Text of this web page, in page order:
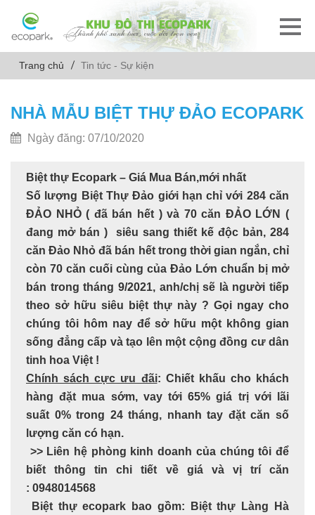
Trang chủ Tin tức - Sự kiện
NHÀ MẪU BIỆT THỰ ĐẢO ECOPARK
Ngày đăng: 07/10/2020
Biệt thự Ecopark – Giá Mua Bán,mới nhất
Số lượng Biệt Thự Đảo giới hạn chỉ với 284căn
ĐẢO NHỎ ( đã bán hết ) và 70căn ĐẢO LỚN (
đang mở bán ) siêu sang thiết kế độc bản, 284
căn Đảo Nhỏ đã bán hết trong thời gian ngắn, chỉ
còn 70 căn cuối cùng của Đảo Lớn chuẩn bị mở
bán trong tháng 9/2021, anh/chị sẽ là người tiếp
theo sở hữu siêu biệt thự này ? Gọi ngay cho
chúng tôi hôm nay để sở hữu một không gian
sống đẳng cấp và tạo lên một cộng đồng cư dân
tinh hoa Việt !
Chính sách cực ưu đãi: Chiết khấu cho khách
hàng đặt mua sớm,vay tới65% giá trị với lãi
suất 0%trong 24tháng, nhanh tay đặt căn số
lượng căn có hạn.
>> Liên hệ phòng kinh doanh của chúng tôi để
biết thông tin chi tiết về giá và vị trí căn
: 0948014568
Biệt thự ecopark bao gồm: Biệt thự Làng Hà